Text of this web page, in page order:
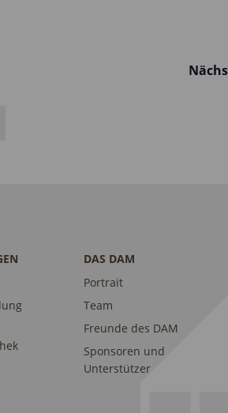
DAS DAM
Portrait
Team
Freunde des DAM
Sponsoren und
Unterstützer